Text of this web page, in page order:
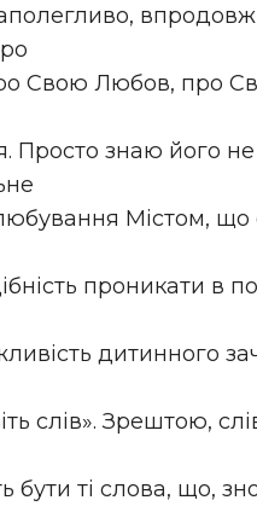
впродовж
Свою Любов, про
Просто знаю його не
Містом,
проникати в
дитинного
слів». Зрештою,
бути ті слова, що,